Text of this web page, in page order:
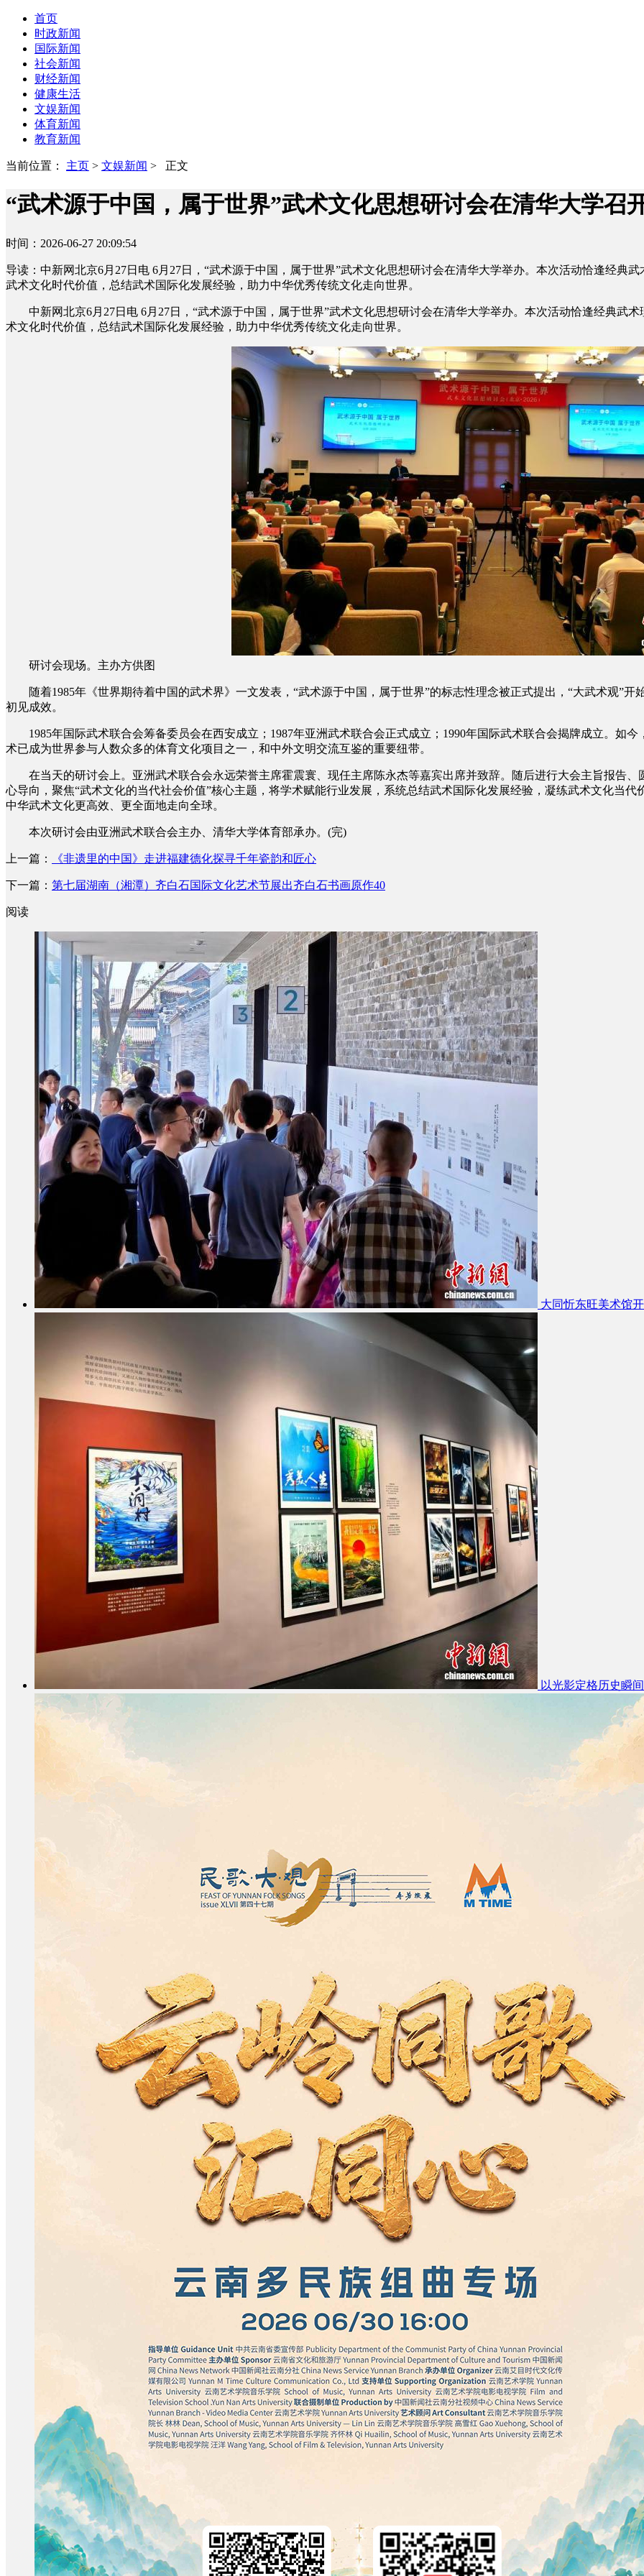
首页
时政新闻
国际新闻
社会新闻
财经新闻
健康生活
文娱新闻
体育新闻
教育新闻
当前位置： 主页 > 文娱新闻 > 正文
“武术源于中国，属于世界”武术文化思想研讨会在清华大学召
时间：2026-06-27 20:09:54
导读：中新网北京6月27日电 6月27日，“武术源于中国，属于世界”武术文化思想研讨会在清华大学举办。本次活动恰逢经典
武术文化时代价值，总结武术国际化发展经验，助力中华优秀传统文化走向世界。
中新网北京6月27日电 6月27日，“武术源于中国，属于世界”武术文化思想研讨会在清华大学举办。本次活动恰逢经典武
术文化时代价值，总结武术国际化发展经验，助力中华优秀传统文化走向世界。
研讨会现场。主办方供图
随着1985年《世界期待着中国的武术界》一文发表，“武术源于中国，属于世界”的标志性理念被正式提出，“大武术观”开
初见成效。
1985年国际武术联合会筹备委员会在西安成立；1987年亚洲武术联合会正式成立；1990年国际武术联合会揭牌成立。如今
术已成为世界参与人数众多的体育文化项目之一，和中外文明交流互鉴的重要纽带。
在当天的研讨会上。亚洲武术联合会永远荣誉主席霍震寰、现任主席陈永杰等嘉宾出席并致辞。随后进行大会主旨报告、
心导向，聚焦“武术文化的当代社会价值”核心主题，将学术赋能行业发展，系统总结武术国际化发展经验，凝练武术文化当
中华武术文化更高效、更全面地走向全球。
本次研讨会由亚洲武术联合会主办、清华大学体育部承办。(完)
上一篇： 《非遗里的中国》走进福建德化探寻千年瓷韵和匠心
下一篇： 第七届湖南（湘潭）齐白石国际文化艺术节展出齐白石书画原作40
阅读
大同忻东旺美术馆
以光影定格历史瞬